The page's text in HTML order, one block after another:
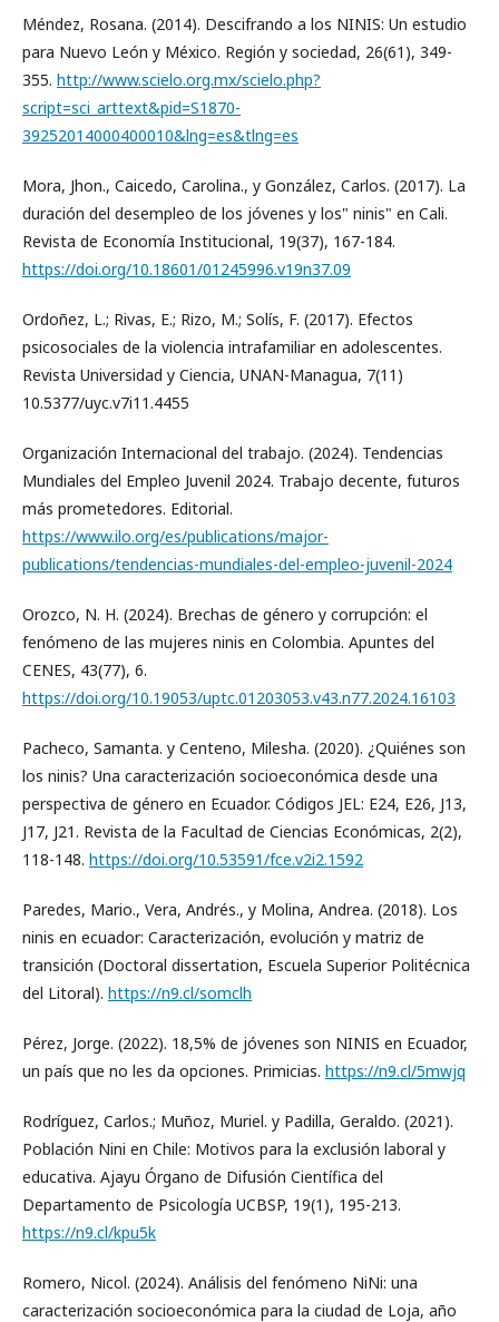
Méndez, Rosana. (2014). Descifrando a los NINIS: Un estudio
para Nuevo León y México. Región y sociedad, 26(61), 349-
355. http://www.scielo.org.mx/scielo.php?
script=sci_arttext&pid=S1870-
39252014000400010&lng=es&tlng=es
Mora, Jhon., Caicedo, Carolina., y González, Carlos. (2017). La
duración del desempleo de los jóvenes y los" ninis" en Cali.
Revista de Economía Institucional, 19(37), 167-184.
https://doi.org/10.18601/01245996.v19n37.09
Ordoñez, L.; Rivas, E.; Rizo, M.; Solís, F. (2017). Efectos
psicosociales de la violencia intrafamiliar en adolescentes.
Revista Universidad y Ciencia, UNAN-Managua, 7(11)
10.5377/uyc.v7i11.4455
Organización Internacional del trabajo. (2024). Tendencias
Mundiales del Empleo Juvenil 2024. Trabajo decente, futuros
más prometedores. Editorial.
https://www.ilo.org/es/publications/major-
publications/tendencias-mundiales-del-empleo-juvenil-2024
Orozco, N. H. (2024). Brechas de género y corrupción: el
fenómeno de las mujeres ninis en Colombia. Apuntes del
CENES, 43(77), 6.
https://doi.org/10.19053/uptc.01203053.v43.n77.2024.16103
Pacheco, Samanta. y Centeno, Milesha. (2020). ¿Quiénes son
los ninis? Una caracterización socioeconómica desde una
perspectiva de género en Ecuador. Códigos JEL: E24, E26, J13,
J17, J21. Revista de la Facultad de Ciencias Económicas, 2(2),
118-148. https://doi.org/10.53591/fce.v2i2.1592
Paredes, Mario., Vera, Andrés., y Molina, Andrea. (2018). Los
ninis en ecuador: Caracterización, evolución y matriz de
transición (Doctoral dissertation, Escuela Superior Politécnica
del Litoral). https://n9.cl/somclh
Pérez, Jorge. (2022). 18,5% de jóvenes son NINIS en Ecuador,
un país que no les da opciones. Primicias. https://n9.cl/5mwjq
Rodríguez, Carlos.; Muñoz, Muriel. y Padilla, Geraldo. (2021).
Población Nini en Chile: Motivos para la exclusión laboral y
educativa. Ajayu Órgano de Difusión Científica del
Departamento de Psicología UCBSP, 19(1), 195-213.
https://n9.cl/kpu5k
Romero, Nicol. (2024). Análisis del fenómeno NiNi: una
caracterización socioeconómica para la ciudad de Loja, año